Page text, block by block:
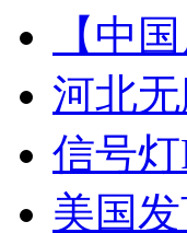
【中
河北
信号
美国